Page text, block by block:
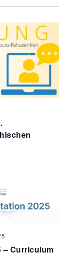
n
s
i
c
h
n
i
t
g
i
o
n
– Curriculum